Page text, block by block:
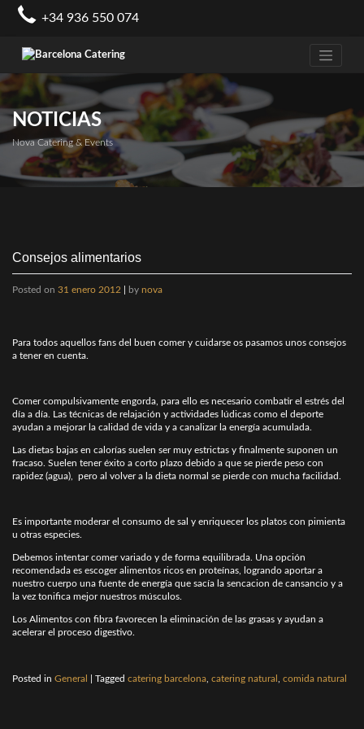
+34 936 550 074
NOTICIAS
Nova Catering & Events
Consejos alimentarios
Posted on 31 enero 2012 by nova
Para todos aquellos fans del buen comer y cuidarse os pasamos unos consejos
a tener en cuenta.
Comer compulsivamente engorda, para ello es necesario combatir el estrés del
día a día. Las técnicas de relajación y actividades lúdicas como el deporte
ayudan a mejorar la calidad de vida y a canalizar la energía acumulada.
Las dietas bajas en calorías suelen ser muy estrictas y finalmente suponen un
fracaso. Suelen tener éxito a corto plazo debido a que se pierde peso con
rapidez (agua), pero al volver a la dieta normal se pierde con mucha facilidad.
Es importante moderar el consumo de sal y enriquecer los platos con pimienta
u otras especies.
Debemos intentar comer variado y de forma equilibrada. Una opción
recomendada es escoger alimentos ricos en proteínas, logrando aportar a
nuestro cuerpo una fuente de energía que sacía la sencacion de cansancio y a
la vez tonifica mejor nuestros músculos.
Los Alimentos con fibra favorecen la eliminación de las grasas y ayudan a
acelerar el proceso digestivo.
Posted in General Tagged catering barcelona, catering natural , comida natural